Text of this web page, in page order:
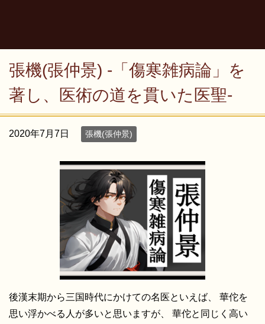
張機(張仲景) -「傷寒雑病論」を
著し、医術の道を貫いた医聖-
2020年7月7日 張機(張仲景)
後漢末期から三国時代にかけての名医といえば、 華佗を
思い浮かべる人が多いと思いますが、 華佗と同じく高い